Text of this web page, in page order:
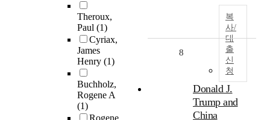
Theroux,
Paul (1)
Cyriax,
James
Henry (1)
Buchholz,
Rogene A
(1)
복
사/
대
출
신
청
8
Donald J.
Trump and
China